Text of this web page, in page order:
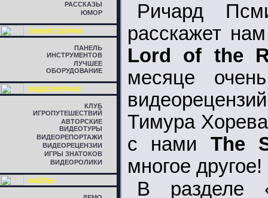
РАССКАЗЫ
ЮМОР
ЛИНИЯ СБОРКИ
ПАНЕЛЬ
ИНСТРУМЕНТОВ
ЛУЧШЕЕ
ОБОРУДОВАНИЕ
ВИДЕОЖУРНАЛ
КЛУБ
ИГРОПУТЕШЕСТВИЙ
АВТОРСКИЕ
ВИДЕОТУРЫ
ВИДЕОРЕПОРТАЖИ
ВИДЕОРЕЦЕНЗИИ
ИГРЫ ЗНАТОКОВ
ВИДЕОРОЛИКИ
ФАЙЛЫ
Ричард
расскажет
Lord of the
месяце
Тимура
с нами The
многое другое!
В разделе